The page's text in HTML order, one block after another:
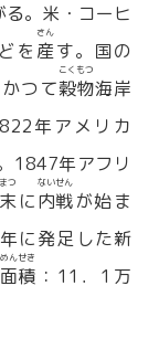
。米・コーヒ
を 産
さん
す。国の
つて穀物
こくもつ
海岸
年アメリカ
1847年アフリ
末
まつ
に内戦
ないせん
が始ま
に発足した新
面積
めんせき
：11．1万